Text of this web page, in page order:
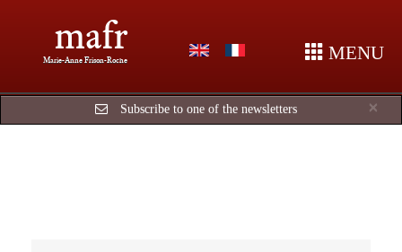
mafr
Marie-Anne Frison-Roche MENU
×
Subscribe to one of the newsletters